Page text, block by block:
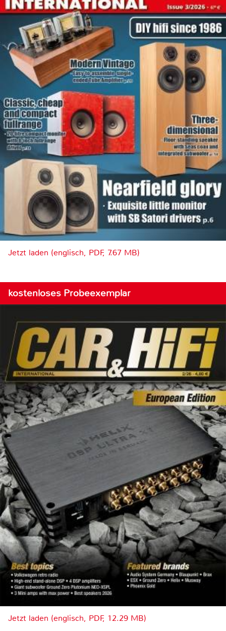
Jetzt laden (englisch, PDF, 7.67 MB)
kostenloses Probeexemplar
Jetzt laden (englisch, PDF, 12.29 MB)